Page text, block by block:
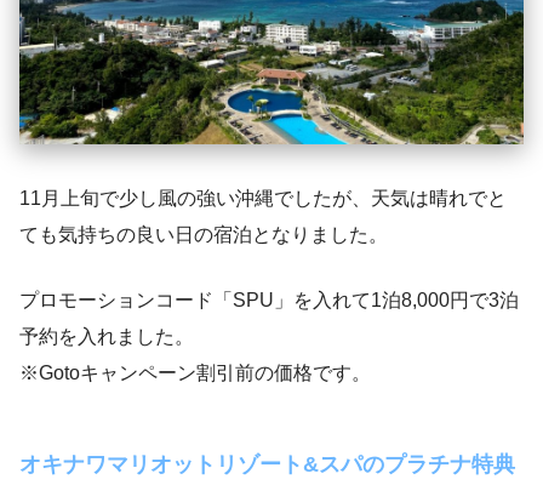
11月上旬で少し風の強い沖縄でしたが、天気は晴れでと
ても気持ちの良い日の宿泊となりました。
プロモーションコード「SPU」を入れて1泊8,000円で3泊
予約を入れました。
※Gotoキャンペーン割引前の価格です。
オキナワマリオットリゾート&スパのプラチナ特典